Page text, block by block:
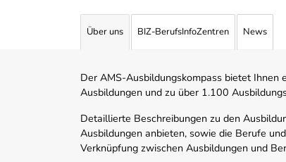
Über uns BIZ-BerufsInfoZentren News
Der AMS-Ausbildungskompass bietet Ihnen
Ausbildungen und zu über 1.100
Detaillierte Beschreibungen zu den
Ausbildungen anbieten, sowie die Berufe
Verknüpfung zwischen Ausbildungen und